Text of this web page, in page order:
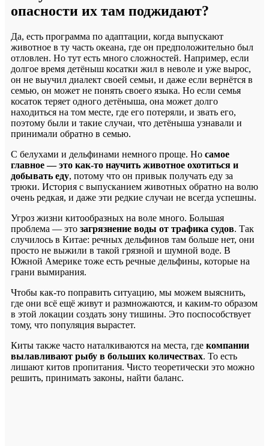
опасности их там поджидают?
Да, есть программа по адаптации, когда выпускают
животное в ту часть океана, где он предположительно был
отловлен. Но тут есть много сложностей. Например, если
долгое время детёныш косатки жил в неволе и уже вырос,
он не выучил диалект своей семьи, и даже если вернётся в
семью, он может не понять своего языка. Но если семья
косаток теряет одного детёныша, она может долго
находиться на том месте, где его потеряли, и звать его,
поэтому были и такие случаи, что детёныша узнавали и
принимали обратно в семью.
С белухами и дельфинами немного проще. Но самое
главное — это как-то научить животное охотиться и
добывать еду, потому что он привык получать еду за
трюки. История с выпусканием животных обратно на волю
очень редкая, и даже эти редкие случаи не всегда успешны.
Угроз жизни китообразных на воле много. Большая
проблема — это загрязнение воды от трафика судов. Так
случилось в Китае: речных дельфинов там больше нет, они
просто не выжили в такой грязной и шумной воде. В
Южной Америке тоже есть речные дельфины, которые на
грани вымирания.
Чтобы как-то поправить ситуацию, мы можем выяснить,
где они всё ещё живут и размножаются, и каким-то образом
в этой локации создать зону тишины. Это поспособствует
тому, что популяция вырастет.
Киты также часто наталкиваются на места, где компании
вылавливают рыбу в больших количествах. То есть
лишают китов пропитания. Чисто теоретически это можно
решить, принимать законы, найти баланс.